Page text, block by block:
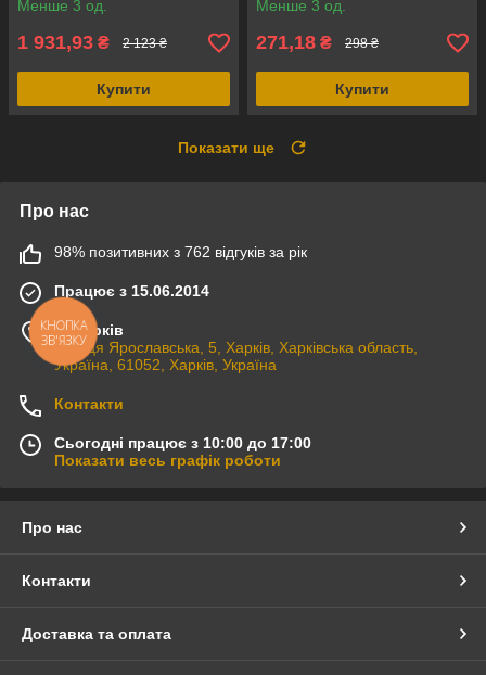
Менше 3 од.
1 931,93 ₴ 2 123 ₴
Купити
Австрія
Менше 3 од.
271,18 ₴ 298 ₴
Купити
Показати ще
Про нас
98% позитивних з 762 відгуків за рік
Працює з 15.06.2014
м. Харків
вулиця Ярославська, 5, Харків, Харківська область,
Україна, 61052, Харків, Україна
Контакти
Сьогодні працює з 10:00 до 17:00
Показати весь графік роботи
Про нас
Контакти
Доставка та оплата
КНОПКА
ЗВ'ЯЗКУ